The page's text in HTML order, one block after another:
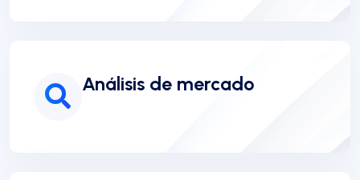
Análisis de mercado